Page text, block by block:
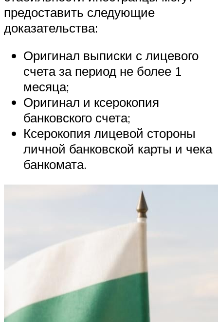
предоставить следующие
доказательства:
Оригинал выписки с лицевого
счета за период не более 1
месяца;
Оригинал и ксерокопия
банковского счета;
Ксерокопия лицевой стороны
личной банковской карты и чека
банкомата.